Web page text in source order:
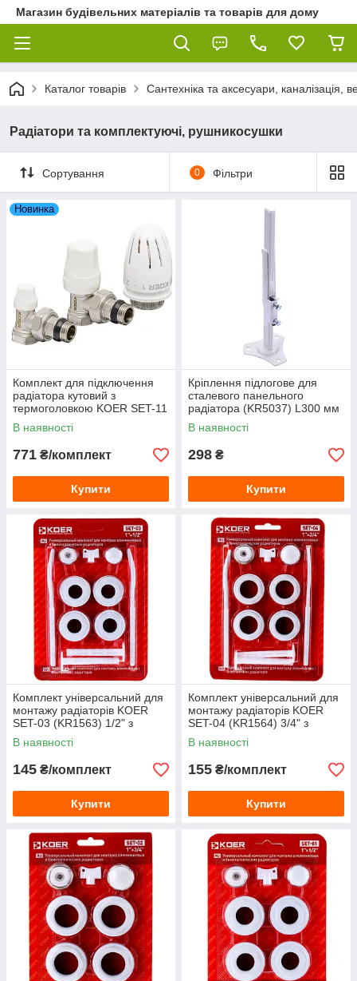
Магазин будівельних матеріалів та товарів для дому
Каталог товарів Сантехніка та аксесуари, каналізація,
Радіатори та комплектуючі, рушникосушки
Сортування 0 Фільтри
Новинка
Комплект для підключення
радіатора кутовий з
термоголовкою KOER SET-11
(KR3175) 1/2"×1/2", латунь
В наявності
771 ₴/комплект
Купити
Кріплення підлогове для
сталевого панельного
радіатора (KR5037) L300 мм
В наявності
298 ₴
Купити
Комплект універсальний для
монтажу радіаторів KOER
SET-03 (KR1563) 1/2" з
кріпленнями
В наявності
145 ₴/комплект
Купити
Комплект універсальний для
монтажу радіаторів KOER
SET-04 (KR1564) 3/4" з
кріпленнями
В наявності
155 ₴/комплект
Купити